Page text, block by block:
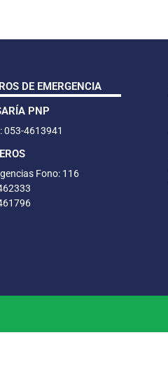
DE EMERGENCIA
PNP
053-4613941
Fono: 116